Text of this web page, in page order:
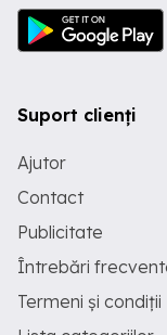
Suport clienți
Ajutor
Contact
Publicitate
Întrebări
Termeni și condiții